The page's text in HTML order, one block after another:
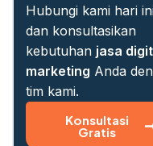
Hubungi kami hari
dan konsultasikan
kebutuhan jasa
marketing Anda
tim kami.
Konsultasi
Gratis